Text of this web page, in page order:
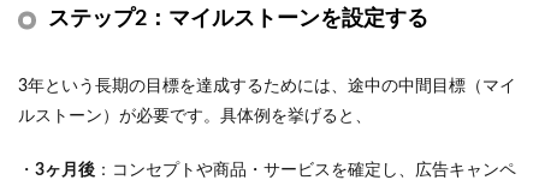
ステップ2：マイルストーンを設定する
3年という長期の目標を達成するためには、途中の中間目標（マイ
ルストーン）が必要です。具体例を挙げると、
・ 3ヶ月後 ：コンセプトや商品・サービスを確定し、広告キャンペ